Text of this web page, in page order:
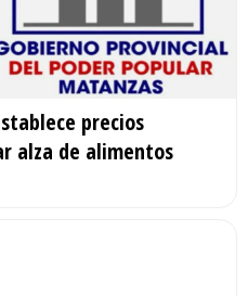
precios
alza de alimentos